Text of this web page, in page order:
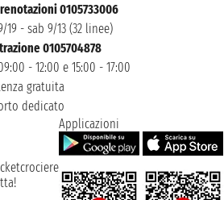
0105733006
19 - sab 9/13 (32 linee)
0105704878
- 12:00 e 15:00 - 17:00
gratuita
dedicato
Applicazioni